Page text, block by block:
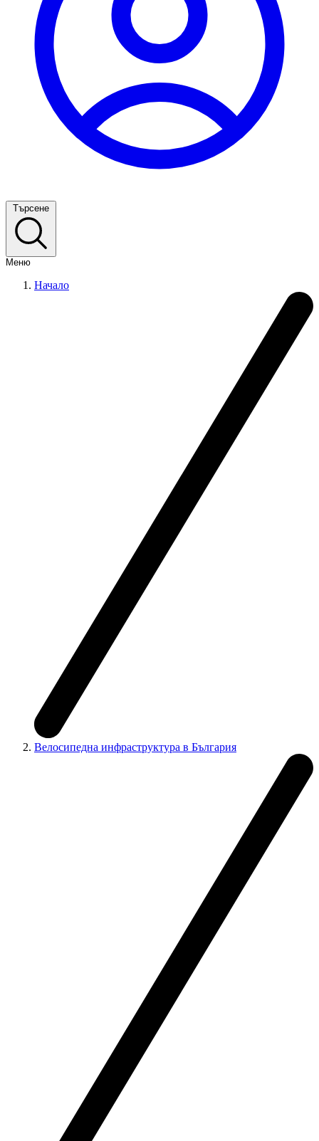
Търсене
Меню
Начало
Велосипедна инфраструктура в България